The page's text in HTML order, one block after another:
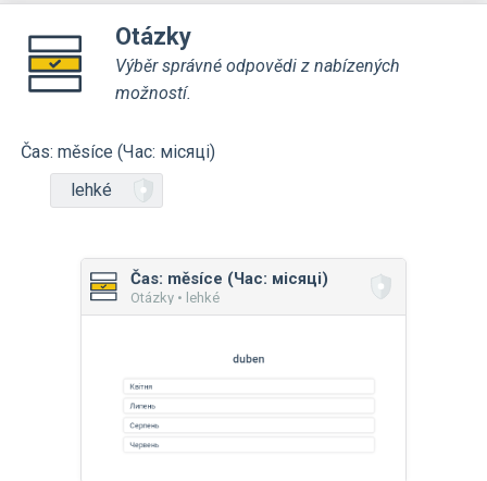
Otázky
Výběr správné odpovědi z nabízených
možností.
Čas: měsíce (Час: місяці)
lehké
Čas: měsíce (Час: місяці)
Otázky • lehké